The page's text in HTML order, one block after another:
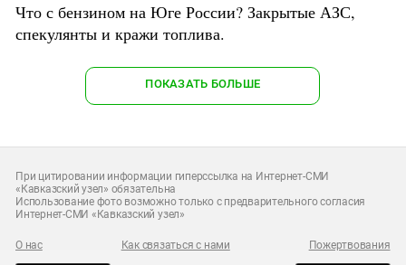
Что с бензином на Юге России? Закрытые АЗС,
спекулянты и кражи топлива.
ПОКАЗАТЬ БОЛЬШЕ
При цитировании информации гиперссылка на Интернет-СМИ
«Кавказский узел» обязательна
Использование фото возможно только с предварительного согласия
Интернет-СМИ «Кавказский узел»
О нас Как связаться с нами Пожертвования